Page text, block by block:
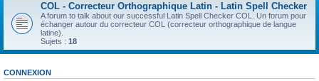
COL - Correcteur Orthographique Latin - Latin Spell Checker
A forum to talk about our successful Latin Spell Checker COL. Un forum pour
échanger autour du correcteur COL (correcteur orthographique de langue
latine).
Sujets : 18
CONNEXION